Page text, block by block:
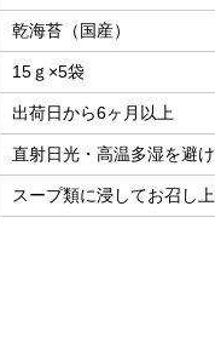
乾海苔（国産）
15ｇ×5袋
出荷日から6ヶ月以上
直射日光・高温多湿を避
スープ類に浸してお召し